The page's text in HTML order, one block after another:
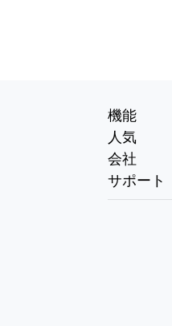
機能
人気
会社
サポート